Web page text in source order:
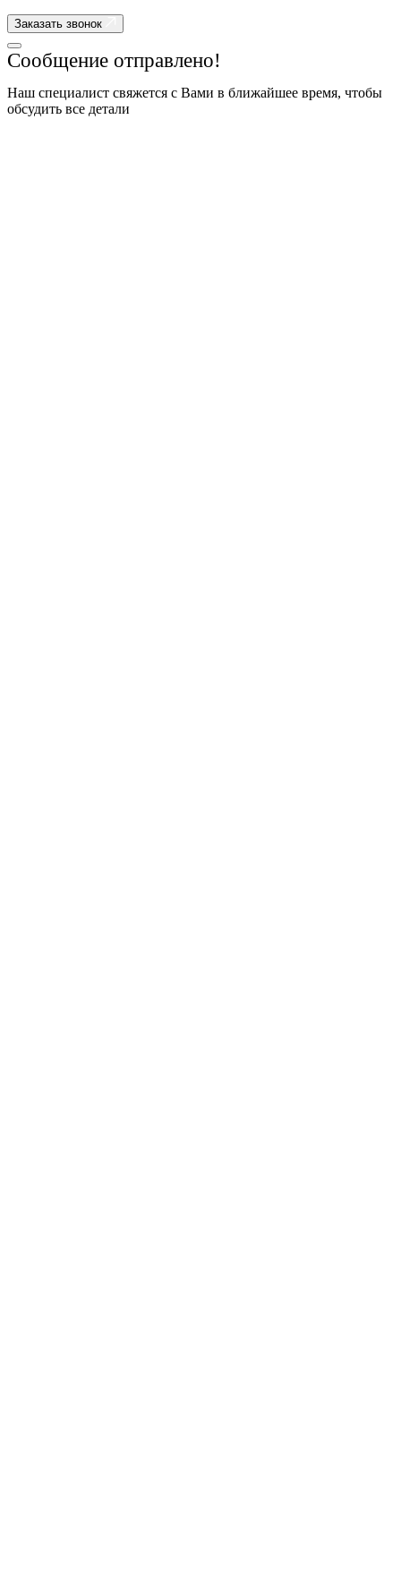
Заказать звонок
Сообщение отправлено!
Наш специалист свяжется с Вами в ближайшее время, чтобы
обсудить все детали